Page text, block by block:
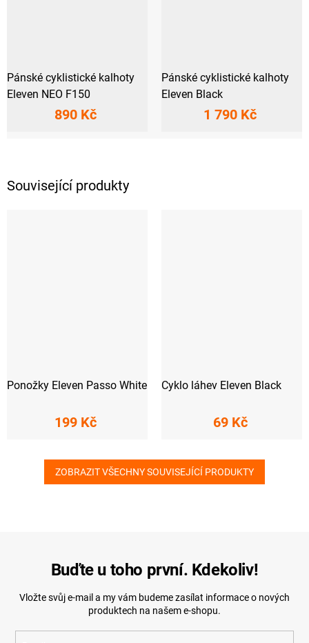
Související produkty
Ponožky Eleven Passo White
199 Kč
Cyklo láhev Eleven Black
69 Kč
ZOBRAZIT VŠECHNY SOUVISEJÍCÍ PRODUKTY
Pánské cyklistické kalhoty
Eleven NEO F150
890 Kč
Pánské cyklistické kalhoty
Eleven Black
1 790 Kč
Buďte u toho první. Kdekoliv!
Vložte svůj e-mail a my vám budeme zasílat informace o nových
produktech na našem e-shopu.